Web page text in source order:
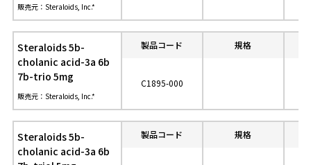
販売元：Steraloids, Inc.*
Steraloids 5b-
cholanic acid-3a 6b
7b-trio 5mg
販売元：Steraloids, Inc.*
製品コード 規格
C1895-000
Steraloids 5b-
cholanic acid-3a 6b
製品コード 規格